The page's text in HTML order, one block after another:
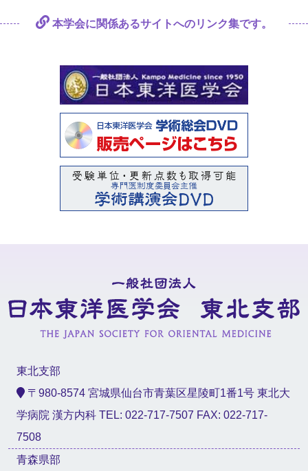
本学会に関係あるサイトへのリンク集です。
東北支部
〒980-8574 宮城県仙台市青葉区星陵町1番1号 東北大
学病院 漢方内科 TEL: 022-717-7507 FAX: 022-717-
7508
青森県部